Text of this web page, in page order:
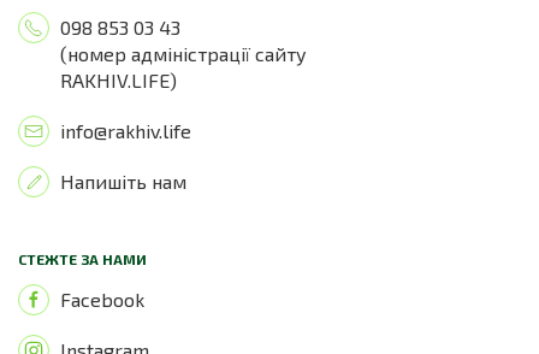
098 853 03 43
(номер адміністрації сайту
RAKHIV.LIFE)
info@rakhiv.life
Напишіть нам
СТЕЖТЕ ЗА НАМИ
Facebook